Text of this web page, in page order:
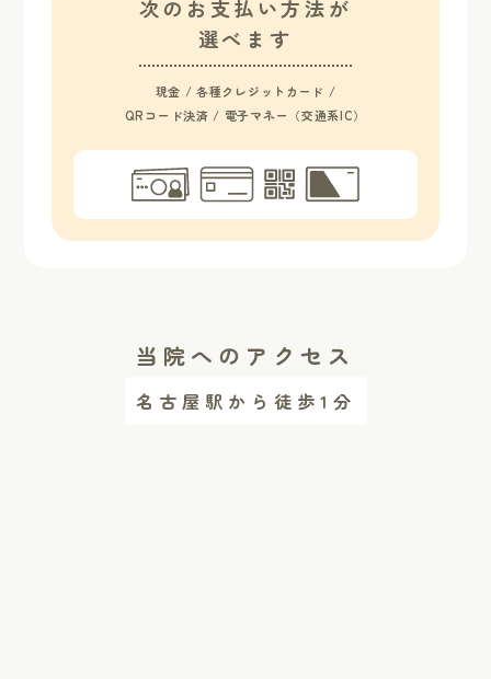
次のお支払い方法が
選べます
現金 / 各種クレジットカード /
QRコード決済 / 電子マネー（交通系IC）
当院へのアクセス
名古屋駅から徒歩1分